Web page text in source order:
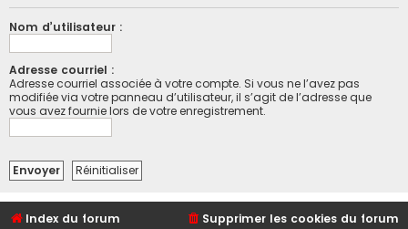
Nom d’utilisateur :
Adresse courriel :
Adresse courriel associée à votre compte. Si vous ne l’avez pas
modifiée via votre panneau d’utilisateur, il s’agit de l’adresse que
vous avez fournie lors de votre enregistrement.
Index du forum Supprimer les cookies du forum